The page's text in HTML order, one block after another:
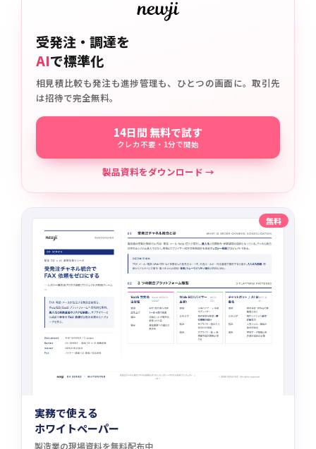
受発注・調達を
AIで標準化
相見積比較も発注も進捗管理も、ひとつの画面に。取引先
は招待で完全無料。
14日間 無料で試す
クレカ不要・1分で開始
製品資料をダウンロード →
無料
実務で使える
ホワイトペーパー
製造業の現場資料を無料配布中